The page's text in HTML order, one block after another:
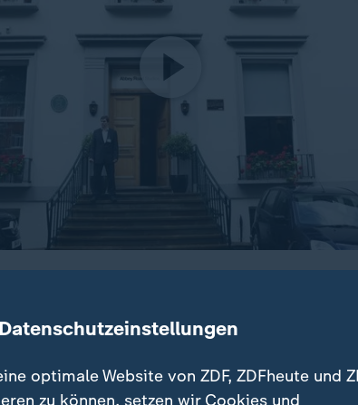
London für zahlreiche berühmte Alben und
Zebrastreifen vor den Studios auf ihrem
optimale Website von ZDF, ZDFheute und
zu können, setzen wir Cookies und